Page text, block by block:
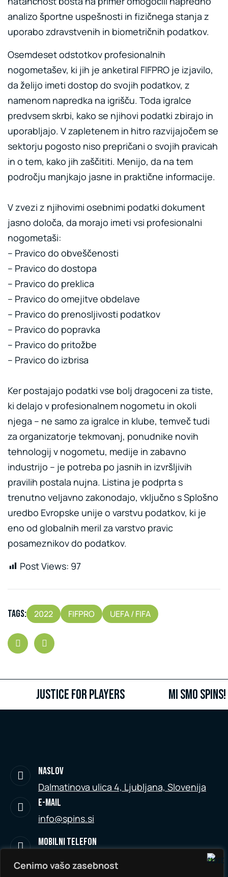
Cenimo vašo zasebnost
analizo športne uspešnosti in fizičnega stanja z
uporabo zdravstvenih in biometričnih podatkov.
Osemdeset odstotkov profesionalnih
nogometašev, ki jih je anketiral FIFPRO je izjavilo,
da želijo imeti dostop do svojih podatkov, z
namenom napredka na igrišču. Toda igralce
predvsem skrbi, kako se njihovi podatki zbirajo in
uporabljajo. V zapletenem in hitro razvijajočem se
sektorju pogosto niso prepričani o svojih pravicah
in o tem, kako jih zaščititi. Menijo, da na tem
področju manjkajo jasne in praktične informacije.
V zvezi z njihovimi osebnimi podatki dokument
jasno določa, da morajo imeti vsi profesionalni
nogometaši:
– Pravico do obveščenosti
– Pravico do dostopa
– Pravico do preklica
– Pravico do omejitve obdelave
– Pravico do prenosljivosti podatkov
– Pravico do popravka
– Pravico do pritožbe
– Pravico do izbrisa
Ker postajajo podatki vse bolj dragoceni za tiste,
ki delajo v profesionalnem nogometu in okoli
njega – ne samo za igralce in klube, temveč tudi
za organizatorje tekmovanj, ponudnike novih
tehnologij v nogometu, medije in zabavno
industrijo – je potreba po jasnih in izvršljivih
pravilih postala nujna. Listina je podprta s
trenutno veljavno zakonodajo, vključno s Splošno
uredbo Evropske unije o varstvu podatkov, ki je
eno od globalnih meril za varstvo pravic
posameznikov do podatkov.
Post Views: 97
Tags: 2022 FIFPRO UEFA / FIFA
Justice for Players MI SMO SPINS!
naslov
Dalmatinova ulica 4, Ljubljana, Slovenija
E-MAIL
info@spins.si
MOBILNI TELEFON
MOBILNI TELEFON